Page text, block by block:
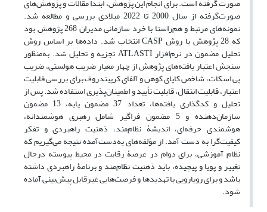
صورت گرفته است. برای انجام این پژوهش، ابتدا مقالات و پژوهش‌های
صورت‌گرفته از سال 2000 تا 2022 میلادی بررسی و مطالعه شد.
نمونه‌های مرتبط و هم‌راستا با خرد سازمانی مدیران 268 پژوهش بود
که 28 پژوهش با روش CASP انتخاب شد. داده‌ها بر اساس روش
تحلیل مضمون در نرم‌افزار ATLASTI تجزیه‌ و تحلیل شد. به‌منظور
سنجش اعتبار یافته‌های پژوهش از چهار معیار ضریب هولستی، ضریب
پی اسکات، شاخص کاپای کوهن و آلفای کرپیندروف برای بررسی قابلیت
اعتبار، قابلیت انتقال، قابلیت تأیید و اطمینان‌پذیری استفاده شد. پس از
تحلیل و کدگذاری یافته‌ها، تعداد 37 مضمون پایه، 13 مضمون
سازمان‌دهنده و 5 مضمون فراگیر شامل رهبری هوشمندانه،
هوشمندی حرفه‌ای، اندیشۀ نظام‌مند، ذهنیت راهبردی و تفکر
کیفیت‌گرا به دست آمد. از مؤلفه‌های ‌به‌دست‌آمده نتیجه‌ می‌گیریم که
نظام آموزشی، برای دوام در عرصۀ رقابت در محیط پیوسته درحال
تغییر و پویا و پیچیده، باید ذهنیت نظام‌مند و برنامۀ راهبردی داشته
باشد و برای رویارویی با تهدیدها و فرصت‌هایی غیرقابل پیش‌بینی آماده
شود.